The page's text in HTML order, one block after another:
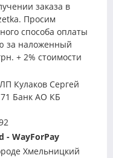
заказа в
Просим
способа оплаты
за наложенный
+ 2% стоимости
Кулаков Сергей
Банк АО КБ
- WayForPay
Хмельницкий